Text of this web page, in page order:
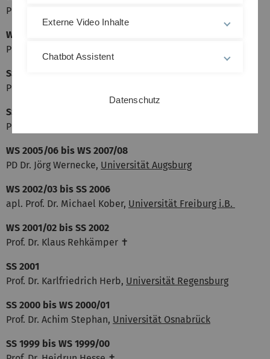
Prof. Dr. Matthias Wunsch,
WS 2012/13 bis SS 2016
Prof. Dr. Ralf Becker,
SS 2009 bis SS 2012
PD Dr. Günter Fröhlich,
SS 2008 bis WS 2008/09
PD Dr. Peter Fischer,
WS 2005/06 bis WS 2007/08
PD Dr. Jörg Wernecke, Universität Augsburg
WS 2002/03 bis SS 2006
apl. Prof. Dr. Michael Kober, Universität Freiburg i.B.
WS 2001/02 bis SS 2002
Prof. Dr. Klaus Rehkämper ✝
SS 2001
Prof. Dr. Karlfriedrich Herb, Universität Regensburg
SS 2000 bis WS 2000/01
Prof. Dr. Achim Stephan, Universität Osnabrück
SS 1999 bis WS 1999/00
Externe Video Inhalte
Chatbot Assistent
Datenschutz